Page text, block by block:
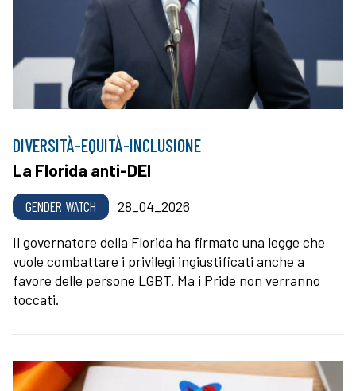
DIVERSITÀ-EQUITÀ-INCLUSIONE
La Florida anti-DEI
GENDER WATCH 28_04_2026
Il governatore della Florida ha firmato una legge che
vuole combattare i privilegi ingiustificati anche a
favore delle persone LGBT. Ma i Pride non verranno
toccati.